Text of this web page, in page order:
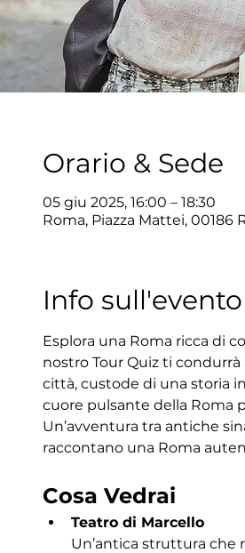
Orario & Sede
05 giu 2025, 16:00 – 18:30
Roma, Piazza Mattei, 00186
Info sull'evento
Esplora una Roma ricca di
nostro Tour Quiz ti
città, custode di una storia
cuore pulsante della Roma
Un’avventura tra antiche
raccontano una Roma
Cosa Vedrai
Teatro di Marcello
Un’antica struttura che